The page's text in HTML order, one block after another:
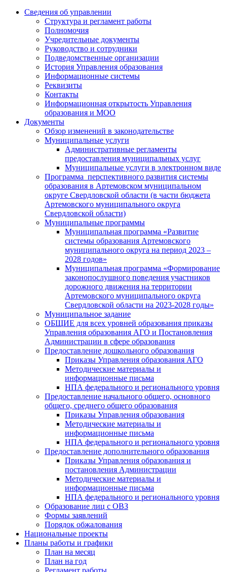
Сведения об управлении
Структура и регламент работы
Полномочия
Учредительные документы
Руководство и сотрудники
Подведомственные организации
История Управления образования
Информационные системы
Реквизиты
Контакты
Информационная открытость Управления
образования и МОО
Документы
Обзор изменений в законодательстве
Муниципальные услуги
Административные регламенты
предоставления муниципальных услуг
Муниципальные услуги в электронном виде
Программа перспективного развития системы
образования в Артемовском муниципальном
округе Свердловской области (в части бюджета
Артемовского муниципального округа
Свердловской области)
Муниципальные программы
Муниципальная программа «Развитие
системы образования Артемовского
муниципального округа на период 2023 –
2028 годов»
Муниципальная программа «Формирование
законопослушного поведения участников
дорожного движения на территории
Артемовского муниципального округа
Свердловской области на 2023-2028 годы»
Муниципальное задание
ОБЩИЕ для всех уровней образования приказы
Управления образования АГО и Постановления
Администрации в сфере образования
Предоставление дошкольного образования
Приказы Управления образования АГО
Методические материалы и
информационные письма
НПА федерального и регионального уровня
Предоставление начального общего, основного
общего, среднего общего образования
Приказы Управления образования
Методические материалы и
информационные письма
НПА федерального и регионального уровня
Предоставление дополнительного образования
Приказы Управления образования и
постановления Администрации
Методические материалы и
информационные письма
НПА федерального и регионального уровня
Образование лиц с ОВЗ
Формы заявлений
Порядок обжалования
Национальные проекты
Планы работы и графики
План на месяц
План на год